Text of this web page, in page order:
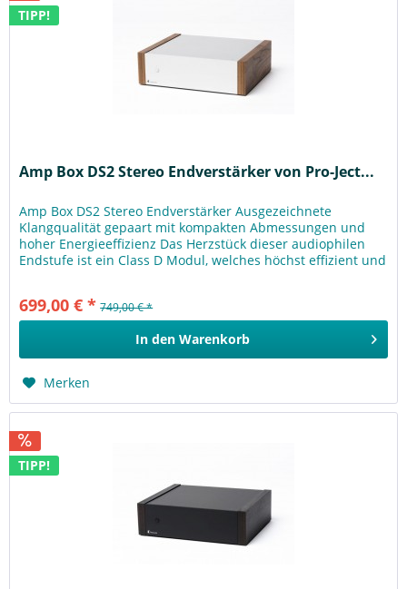
TIPP!
Amp Box DS2 Stereo Endverstärker von Pro-Ject...
Amp Box DS2 Stereo Endverstärker Ausgezeichnete
Klangqualität gepaart mit kompakten Abmessungen und
hoher Energieeffizienz Das Herzstück dieser audiophilen
Endstufe ist ein Class D Modul, welches höchst effizient und
699,00 € * 749,00 € *
In den Warenkorb
Merken
TIPP!